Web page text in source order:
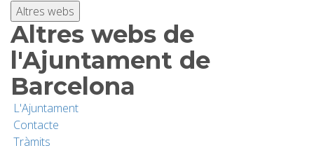
Altres webs
Altres webs de
l'Ajuntament de
Barcelona
L'Ajuntament
Contacte
Tràmits
ESCOLES
RECERCA I CONSERVACIÓ
SOSTENIBILITAT